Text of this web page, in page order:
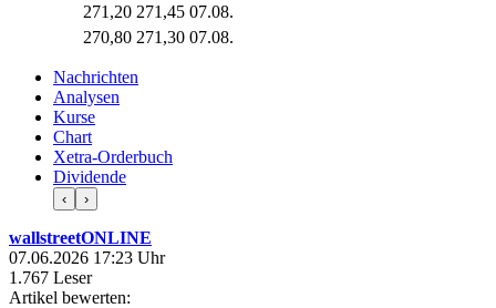
271,20 271,45 07.08.
270,80 271,30 07.08.
Nachrichten
Analysen
Kurse
Chart
Xetra-Orderbuch
Dividende
‹ ›
wallstreetONLINE
07.06.2026 17:23 Uhr
1.767 Leser
Artikel bewerten: